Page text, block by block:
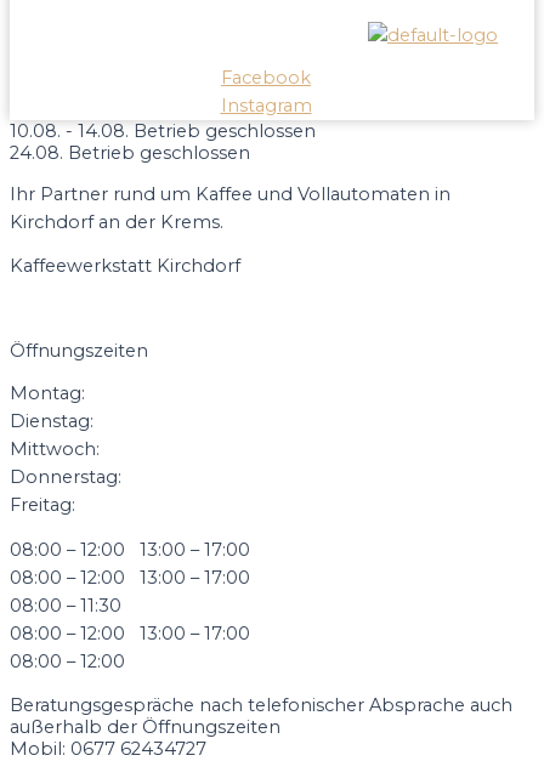
Facebook
Instagram
10.08. - 14.08. Betrieb geschlossen
24.08. Betrieb geschlossen
Ihr Partner rund um Kaffee und Vollautomaten in
Kirchdorf an der Krems.
Kaffeewerkstatt Kirchdorf
Öffnungszeiten
Montag:
Dienstag:
Mittwoch:
Donnerstag:
Freitag:
08:00 – 12:00 13:00 – 17:00
08:00 – 12:00 13:00 – 17:00
08:00 – 11:30
08:00 – 12:00 13:00 – 17:00
08:00 – 12:00
Beratungsgespräche nach telefonischer Absprache auch
außerhalb der Öffnungszeiten
Mobil: 0677 62434727